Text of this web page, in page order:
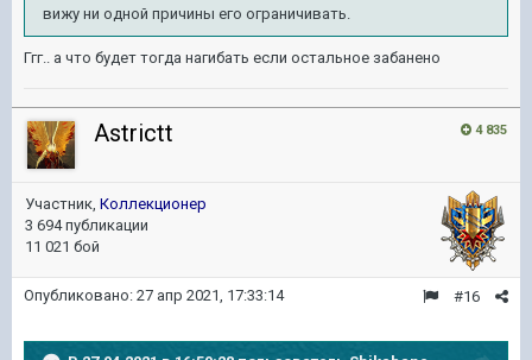
вижу ни одной причины его ограничивать.
Ггг.. а что будет тогда нагибать если остальное забанено
4 835
Astrictt
Участник, Коллекционер
3 694 публикации
11 021 бой
#16
Опубликовано: 27 апр 2021, 17:33:14